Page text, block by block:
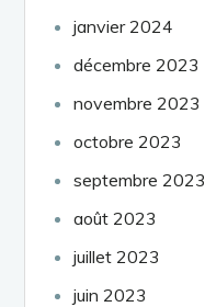
janvier 2024
décembre 2023
novembre 2023
octobre 2023
septembre 2023
août 2023
juillet 2023
juin 2023